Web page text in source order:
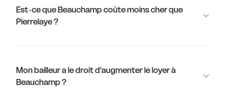
Est-ce que Beauchamp coûte moins cher que
Pierrelaye ?
Mon bailleur a le droit d'augmenter le loyer à
Beauchamp ?